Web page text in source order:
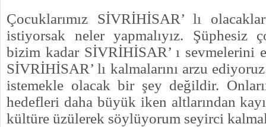
Çocuklarımız SİVRİHİSAR’ lı
istiyorsak neler yapmalıyız. Şüphesiz
bizim kadar SİVRİHİSAR’ ı sevmelerini
SİVRİHİSAR’ lı kalmalarını arzu
istemekle olacak bir şey değildir.
hedefleri daha büyük iken altlarından
kültüre üzülerek söylüyorum seyirci